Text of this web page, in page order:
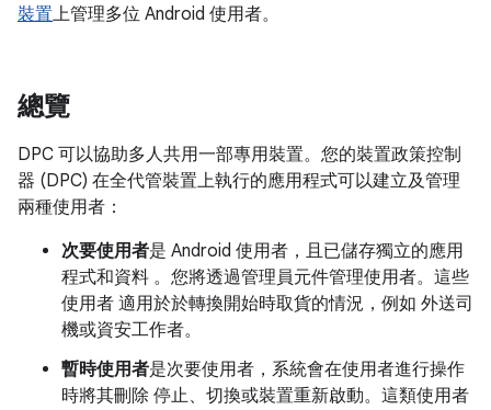
裝置上管理多位 Android 使用者。
總覽
DPC 可以協助多人共用一部專用裝置。您的裝置政策控制
器 (DPC) 在全代管裝置上執行的應用程式可以建立及管理
兩種使用者：
次要使用者是 Android 使用者，且已儲存獨立的應用
程式和資料 。您將透過管理員元件管理使用者。這些
使用者 適用於於轉換開始時取貨的情況，例如 外送司
機或資安工作者。
暫時使用者是次要使用者，系統會在使用者進行操作
時將其刪除 停止、切換或裝置重新啟動。這類使用者